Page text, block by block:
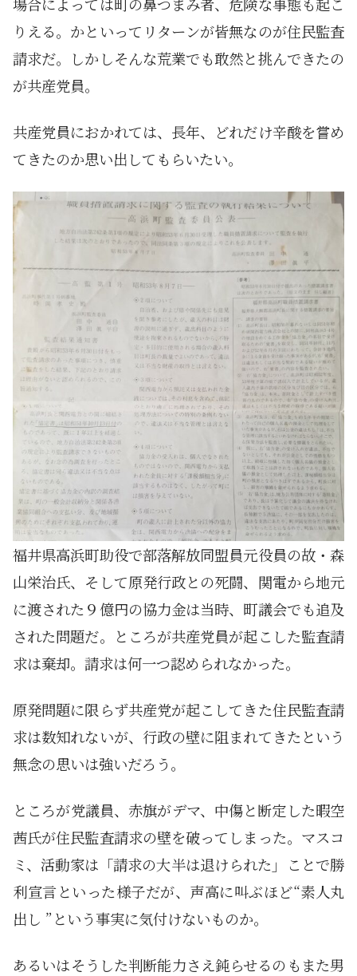
場合によっては町の鼻つまみ者、危険な事態も起こ
りえる。かといってリターンが皆無なのが住民監査
請求だ。しかしそんな荒業でも敢然と挑んできたの
が共産党員。
共産党員におかれては、長年、どれだけ辛酸を嘗め
てきたのか思い出してもらいたい。
福井県高浜町助役で部落解放同盟員元役員の故・森
山栄治氏、そして原発行政との死闘、関電から地元
に渡された９億円の協力金は当時、町議会でも追及
された問題だ。ところが共産党員が起こした監査請
求は棄却。請求は何一つ認められなかった。
原発問題に限らず共産党が起こしてきた住民監査請
求は数知れないが、行政の壁に阻まれてきたという
無念の思いは強いだろう。
ところが党議員、赤旗がデマ、中傷と断定した暇空
茜氏が住民監査請求の壁を破ってしまった。マスコ
ミ、活動家は「請求の大半は退けられた」ことで勝
利宣言といった様子だが、声高に叫ぶほど“素人丸
出し ”という事実に気付けないものか。
あるいはそうした判断能力さえ鈍らせるのもまた男